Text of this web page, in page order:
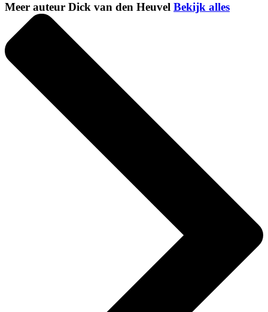
Meer auteur Dick van den Heuvel Bekijk alles